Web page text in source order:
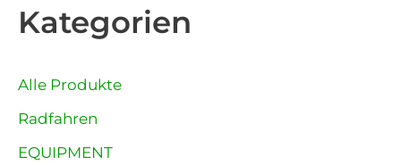
Kategorien
Alle Produkte
Radfahren
EQUIPMENT